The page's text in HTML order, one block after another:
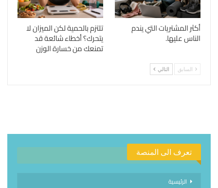
أكثر المشتريات التي يندم
الناس عليها.
تلتزم بالحمية لكن الميزان لا
يتحرك؟ أخطاء شائعة قد
تمنعك من خسارة الوزن
السابق التالي
تعرف الى المنصة
الرئيسية